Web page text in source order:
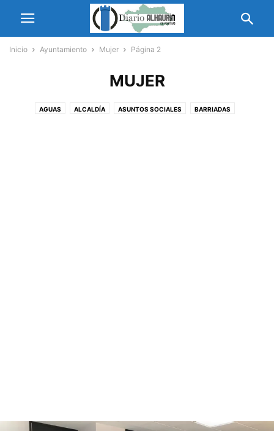
Inicio Ayuntamiento Mujer Página 2
MUJER
AGUAS ALCALDÍA ASUNTOS SOCIALES BARRIADAS